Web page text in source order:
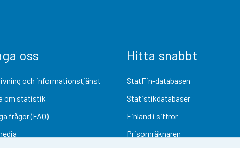
oss
och informationstjänst
om statistik
frågor (FAQ)
Hitta snabbt
StatFin-databasen
Statistikdatabaser
Finland i siffror
Prisomräknaren